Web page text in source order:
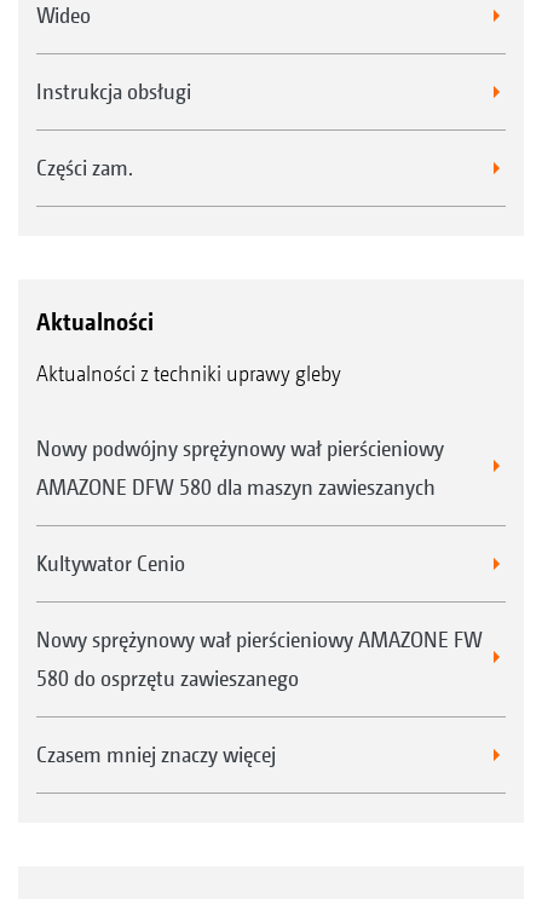
Wideo
Instrukcja obsługi
Części zam.
Aktualności
Aktualności z techniki uprawy gleby
Nowy podwójny sprężynowy wał pierścieniowy
AMAZONE DFW 580 dla maszyn zawieszanych
Kultywator Cenio
Nowy sprężynowy wał pierścieniowy AMAZONE FW
580 do osprzętu zawieszanego
Czasem mniej znaczy więcej